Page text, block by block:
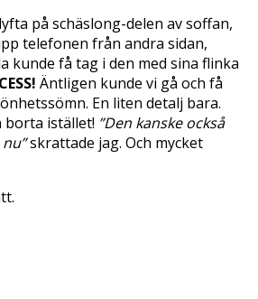
på schäslong-delen av soffan,
telefonen från andra sidan,
kunde få tag i den med sina flinka
Äntligen kunde vi gå och få
En liten detalj bara.
borta istället! ”Den kanske också
skrattade jag. Och mycket